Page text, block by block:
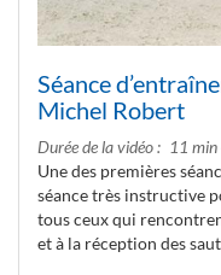
Séance
Michel Robert
Durée de la vidéo
11
Une des premières
séance très instructive
tous ceux qui
et à la réception des